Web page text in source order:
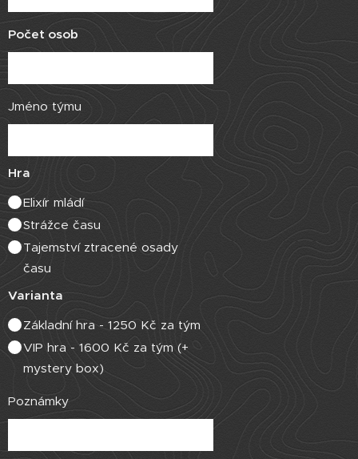
Počet osob
Jméno týmu
Hra
Elixír mládí
Strážce času
Tajemství ztracené osady
času
Varianta
Základní hra - 1250 Kč za tým
VIP hra - 1600 Kč za tým (+
mystery box)
Poznámky